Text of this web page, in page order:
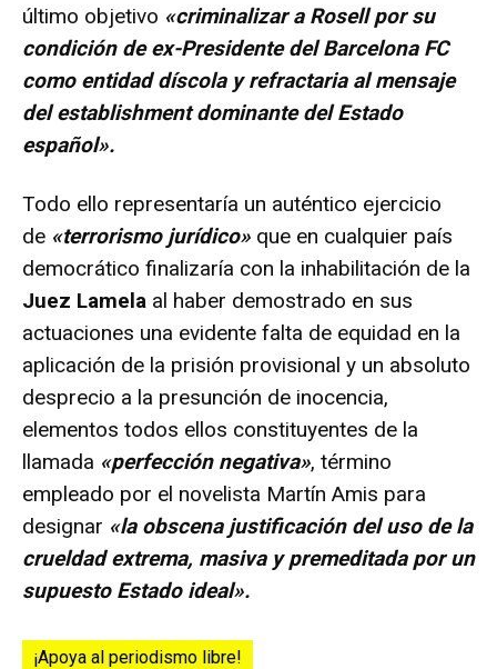
último objetivo «criminalizar a Rosell por su
condición de ex-Presidente del Barcelona FC
como entidad díscola y refractaria al mensaje
del establishment dominante del Estado
español».
Todo ello representaría un auténtico ejercicio
de «terrorismo jurídico» que en cualquier país
democrático finalizaría con la inhabilitación de la
Juez Lamela al haber demostrado en sus
actuaciones una evidente falta de equidad en la
aplicación de la prisión provisional y un absoluto
desprecio a la presunción de inocencia,
elementos todos ellos constituyentes de la
llamada «perfección negativa», término
empleado por el novelista Martín Amis para
designar «la obscena justificación del uso de la
crueldad extrema, masiva y premeditada por un
supuesto Estado ideal».
¡Apoya al periodismo libre!